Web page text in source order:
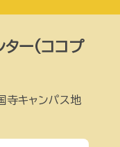
ター(ココプ
寺キャンパス地